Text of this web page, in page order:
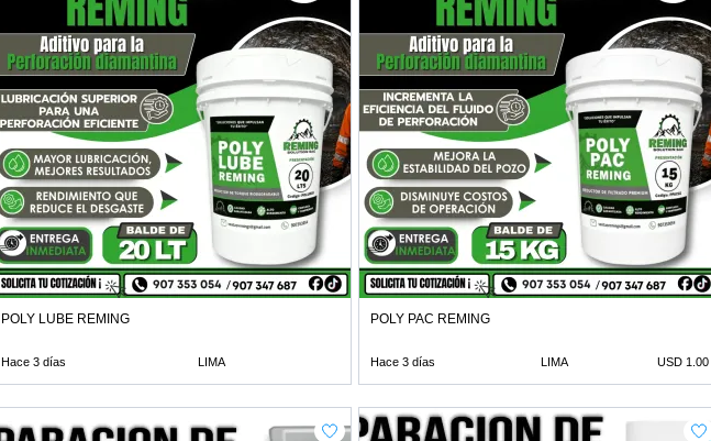
POLY LUBE REMING
Hace 3 días LIMA
POLY PAC REMING
Hace 3 días LIMA USD 1.00